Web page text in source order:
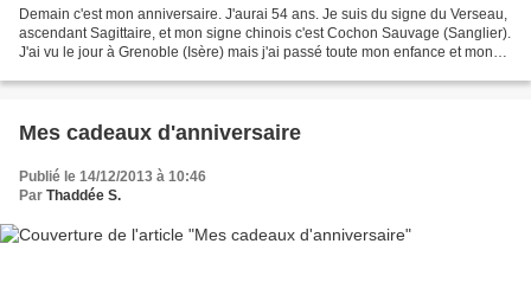
Demain c'est mon anniversaire. J'aurai 54 ans. Je suis du signe du Verseau,
ascendant Sagittaire, et mon signe chinois c'est Cochon Sauvage (Sanglier).
J'ai vu le jour à Grenoble (Isère) mais j'ai passé toute mon enfance et mon
Mes cadeaux d'anniversaire
Publié le 14/12/2013 à 10:46
Par Thaddée S.